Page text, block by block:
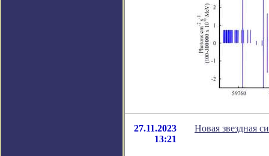
27.11.2023
13:21
Новая звездная